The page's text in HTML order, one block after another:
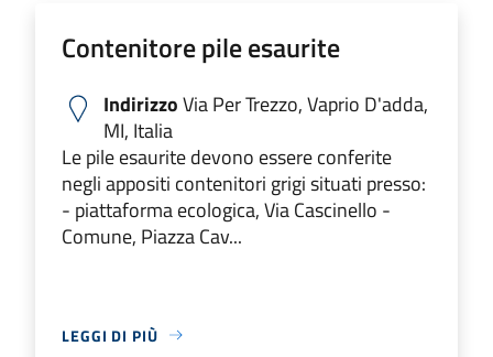
Contenitore pile esaurite
IndirizzoVia Per Trezzo, Vaprio D'adda,
MI, Italia
Le pile esaurite devono essere conferite
negli appositi contenitori grigi situati presso:
- piattaforma ecologica, Via Cascinello -
Comune, Piazza Cav...
LEGGI DI PIÙ